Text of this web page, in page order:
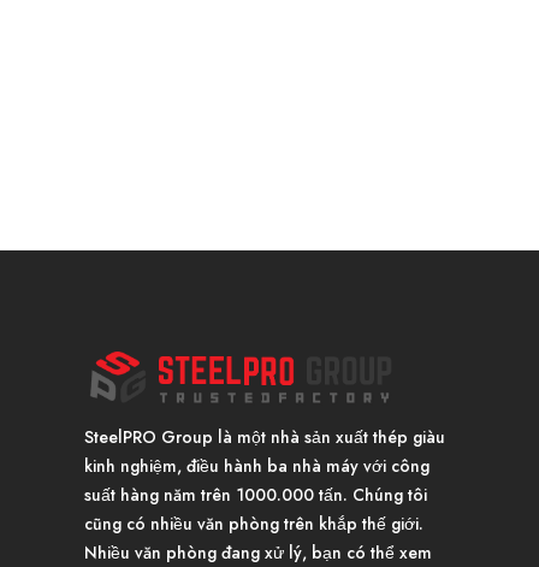
SteelPRO Group là một nhà sản xuất thép giàu
kinh nghiệm, điều hành ba nhà máy với công
suất hàng năm trên 1000.000 tấn. Chúng tôi
cũng có nhiều văn phòng trên khắp thế giới.
Nhiều văn phòng đang xử lý, bạn có thể xem